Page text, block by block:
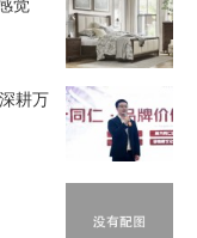
觉
耕万